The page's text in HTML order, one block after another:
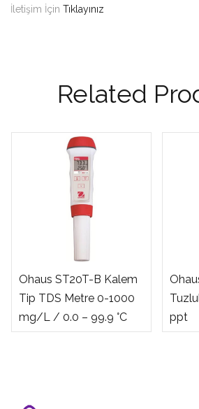
İletişim İçin Tıklayınız
Related
Ohaus ST20T-B Kalem
Tip TDS Metre 0-1000
mg/L / 0.0 – 99.9 °C
ppt